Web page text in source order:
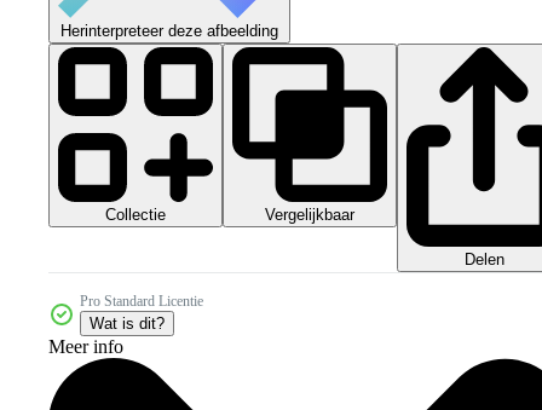
Herinterpreteer deze afbeelding
Collectie Vergelijkbaar
Delen
Pro Standard Licentie
Wat is dit?
Meer info